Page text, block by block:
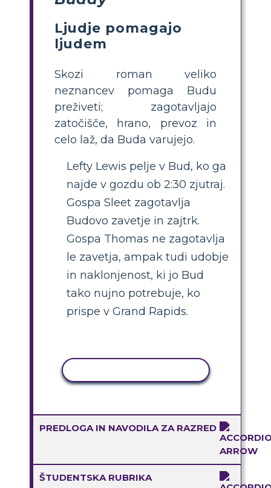
Ljudje pomagajo
ljudem
Skozi roman veliko
neznancev pomaga Budu
preživeti; zagotavljajo
zatočišče, hrano, prevoz in
celo laž, da Buda varujejo.
Lefty Lewis pelje v Bud, ko ga
najde v gozdu ob 2:30 zjutraj.
Gospa Sleet zagotavlja
Budovo zavetje in zajtrk.
Gospa Thomas ne zagotavlja
le zavetja, ampak tudi udobje
in naklonjenost, ki jo Bud
tako nujno potrebuje, ko
prispe v Grand Rapids.
PREDLOGA IN NAVODILA ZA RAZRED
ŠTUDENTSKA RUBRIKA